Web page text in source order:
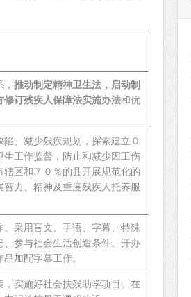
推动制定精神卫生法，启动制
订残疾人保障法实施办法和优
、减少残疾规划，探索建立０
工作监督，防止和减少因工伤
区和７０％的县开展规范化的
力、精神及重度残疾人托养服
采用盲文、手语、字幕、特殊
参与社会生活创造条件。开办
加配字幕工作。
实施好社会扶残助学项目。在